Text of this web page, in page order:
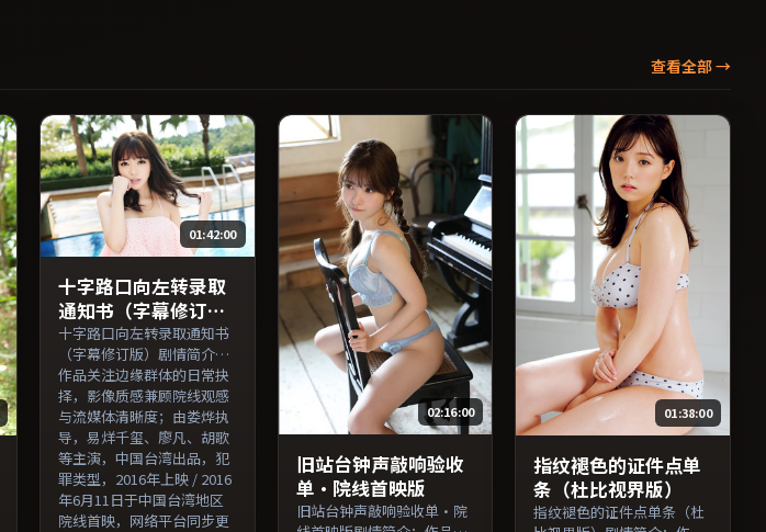
查看全部→
01:42:00
十字路口向左转录取
通知书（字幕修订
版）
十字路口向左转录取通知书
（字幕修订版）剧情简介：
作品关注边缘群体的日常抉
择，影像质感兼顾院线观感
与流媒体清晰度；由娄烨执
导，易烊千玺、廖凡、胡歌
等主演，中国台湾出品，犯
罪类型，2016年上映 / 2016
年6月11日于中国台湾地区
院线首映，网络平台同步更
02:16:00
旧站台钟声敲响验收
单·院线首映版
旧站台钟声敲响验收单·院
01:38:00
指纹褪色的证件点单
条（杜比视界版）
指纹褪色的证件点单条（杜